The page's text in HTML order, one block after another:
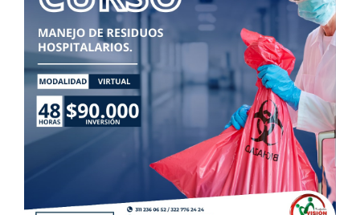
Portafolio
Contacto
Tienda
Plataforma Educativa